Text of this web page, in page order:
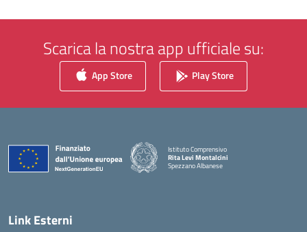
Scarica la nostra app ufficiale su:
App Store Play Store
Istituto Comprensivo
Rita Levi Montalcini
Spezzano Albanese
— Visita la pagina iniziale della scuola
Link Esterni